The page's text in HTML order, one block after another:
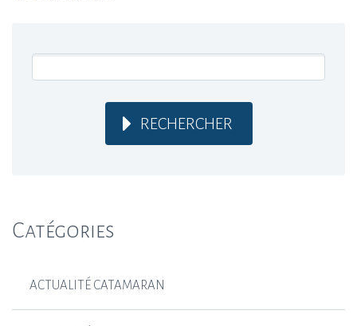
RECHERCHER
Catégories
ACTUALITÉ CATAMARAN